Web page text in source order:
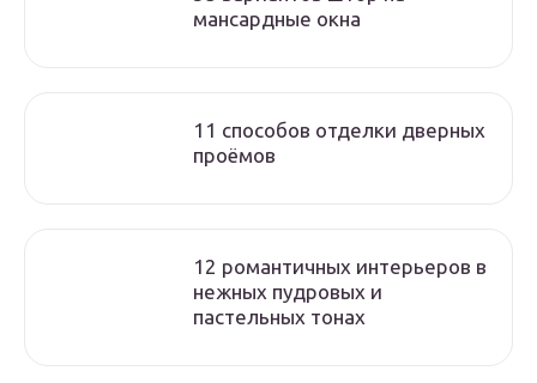
мансардные окна
11 способов отделки дверных
проёмов
12 романтичных интерьеров в
нежных пудровых и
пастельных тонах